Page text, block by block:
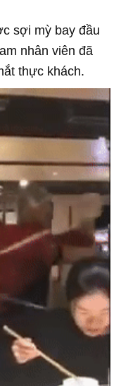
sợi mỳ bay đầu
nhân viên đã
thực khách.